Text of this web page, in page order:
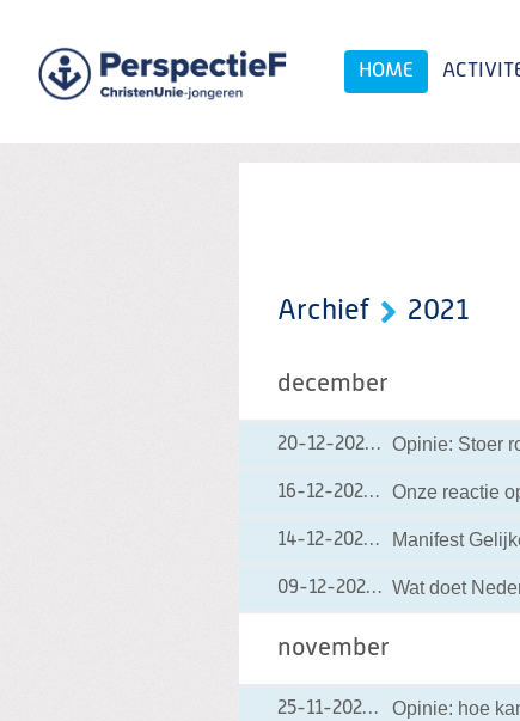
Spring
naar
HOME
Archief 2021
december
20-12-202120-12-2021
Opinie: Stoer
16-12-202116-12-2021 08:17
Onze reactie
14-12-202114-12-2021 21:28
Manifest
09-12-202109-12-2021
Wat doet
november
25-11-202125-11-2021 11:09
Opinie: hoe